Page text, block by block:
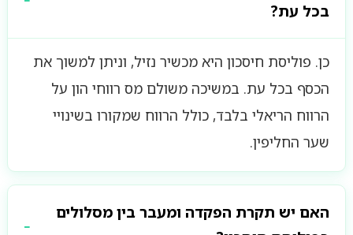
בכל עת?
כן. פוליסת חיסכון היא מכשיר נזיל, וניתן למשוך את
הכסף בכל עת. במשיכה משולם מס רווחי הון על
הרווח הריאלי בלבד, כולל הרווח שמקורו בשינויי
שער החליפין.
האם יש תקרת הפקדה ומעבר בין מסלולים